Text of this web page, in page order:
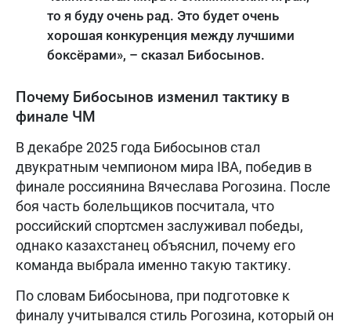
то я буду очень рад. Это будет очень
хорошая конкуренция между лучшими
боксёрами», – сказал Бибосынов.
Почему Бибосынов изменил тактику в
финале ЧМ
В декабре 2025 года Бибосынов стал
двукратным чемпионом мира IBA, победив в
финале россиянина Вячеслава Рогозина. После
боя часть болельщиков посчитала, что
российский спортсмен заслуживал победы,
однако казахстанец объяснил, почему его
команда выбрала именно такую тактику.
По словам Бибосынова, при подготовке к
финалу учитывался стиль Рогозина, который он